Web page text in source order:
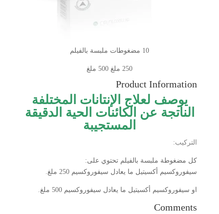
10 مضغوطات ملبسة بالفيلم
250 ملغ 500 ملغ
Product Information
يوصف لعلاج الإنتانات المختلفة
الناتجة عن الكائنات الحية الدقيقة
المستجيبة
التركيب:
كل مضغوطة ملبسة بالفيلم تحتوي على:
سيفوروكسيم أكسيتيل ما يعادل سيفوروكسيم 250 ملغ.
او سيفوروكسيم أكسيتيل ما يعادل سيفوروكسيم 500 ملغ.
Comments